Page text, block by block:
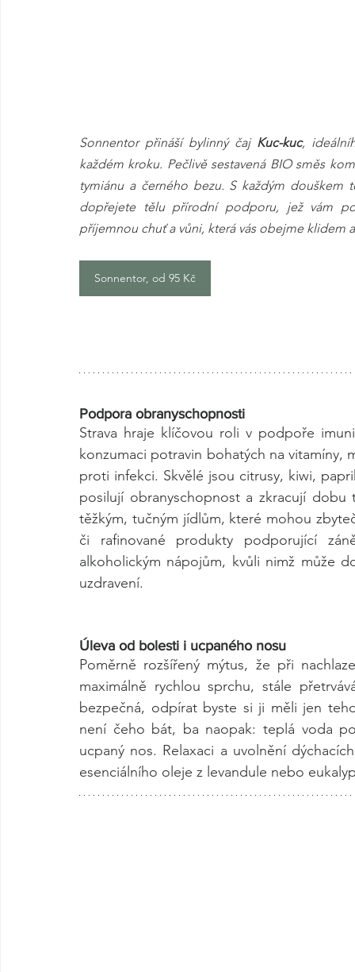
Sonnentor přináší bylinný čaj Kuc-kuc,
každém kroku. Pečlivě sestavená BIO směs
tymiánu a černého bezu. S každým
dopřejete tělu přírodní podporu, jež vám
příjemnou chuť a vůni, která vás obejme klidem
Sonnentor, od 95 Kč
Podpora obranyschopnosti
Strava hraje klíčovou roli v podpoře
konzumaci potravin bohatých na
proti infekci. Skvělé jsou citrusy, kiwi,
posilují obranyschopnost a zkracují dobu
těžkým, tučným jídlům, které mohou
či rafinované produkty podporující
alkoholickým nápojům, kvůli nimž může
uzdravení.
Úleva od bolesti i ucpaného nosu
Poměrně rozšířený mýtus, že při
maximálně rychlou sprchu, stále
bezpečná, odpírat byste si ji měli jen
není čeho bát, ba naopak: teplá voda
ucpaný nos. Relaxaci a uvolnění
esenciálního oleje z levandule nebo